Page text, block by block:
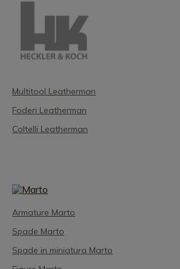
Multitool Leatherman
Foderi Leatherman
Coltelli Leatherman
Armature Marto
Spade Marto
Spade in miniatura Marto